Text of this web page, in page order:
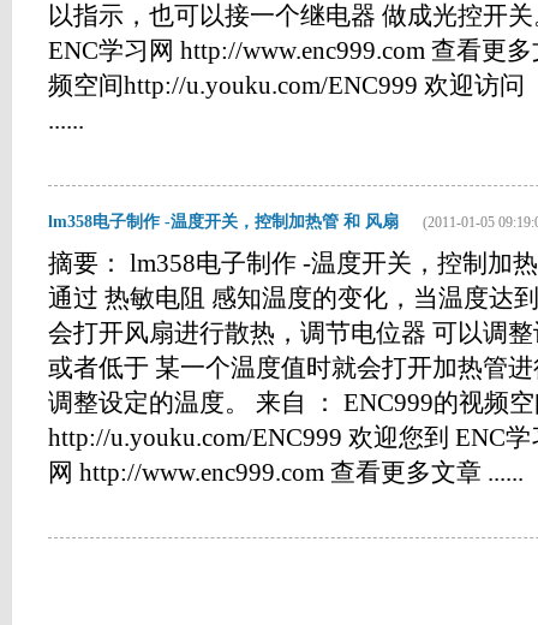
以指示，也可以接一个继电器 做成光控
ENC学习网 http://www.enc999.com 查看更
频空间http://u.youku.com/ENC999 欢迎访问
......
lm358电子制作 -温度开关，控制加热管 和 风扇 (2011-01-05
摘要： lm358电子制作 -温度开关，控制加
通过 热敏电阻 感知温度的变化，当温度达
会打开风扇进行散热，调节电位器 可以调
或者低于 某一个温度值时就会打开加热管
调整设定的温度。 来自 ： ENC999的视频
http://u.youku.com/ENC999 欢迎您到 ENC学
网 http://www.enc999.com 查看更多文章 ......